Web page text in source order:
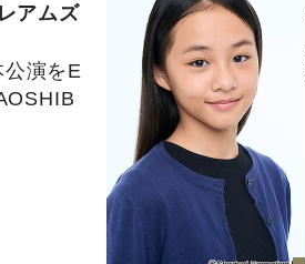
アムズ
演をE